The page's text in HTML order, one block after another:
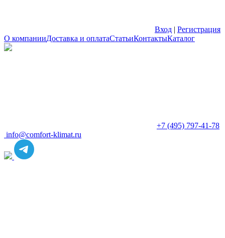
Вход | Регистрация
О компанииДоставка и оплатаСтатьиКонтактыКаталог
+7 (495) 797-41-78
info@comfort-klimat.ru